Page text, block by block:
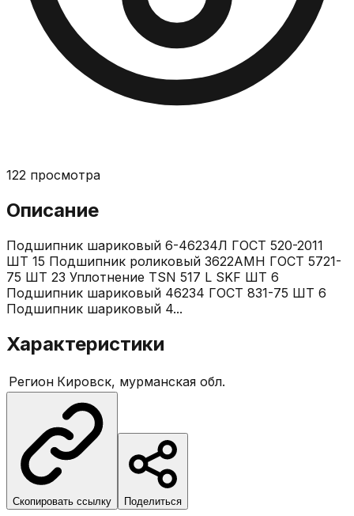
122 просмотра
Описание
Подшипник шариковый 6-46234Л ГОСТ 520-2011
ШТ 15 Подшипник роликовый 3622АМН ГОСТ 5721-
75 ШТ 23 Уплотнение TSN 517 L SKF ШТ 6
Подшипник шариковый 46234 ГОСТ 831-75 ШТ 6
Подшипник шариковый 4...
Характеристики
Регион Кировск, мурманская обл.
Скопировать ссылку Поделиться